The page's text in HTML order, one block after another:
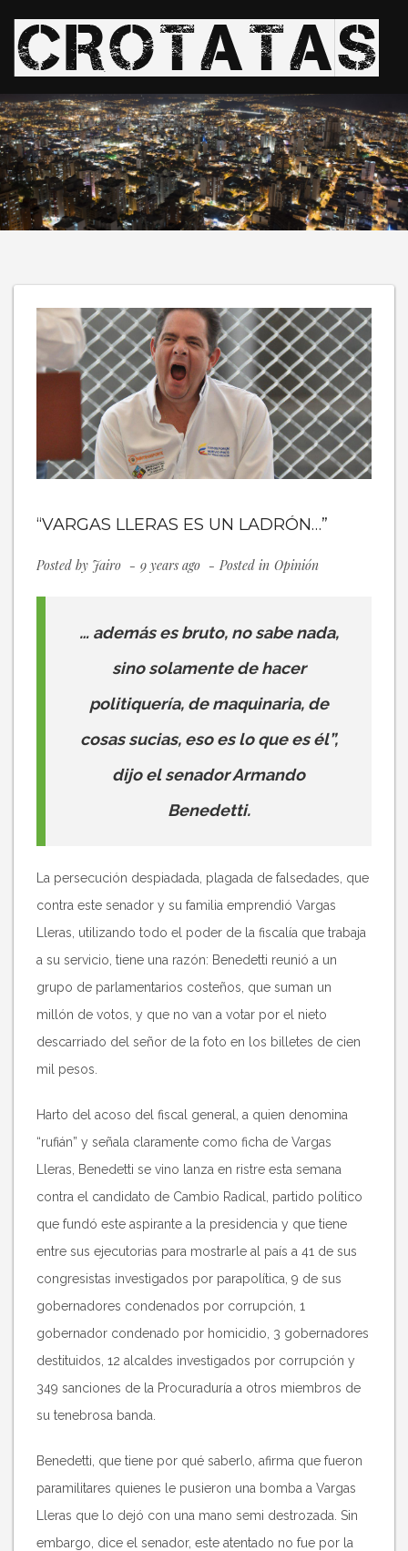
“VARGAS LLERAS ES UN LADRÓN…”
Posted by Jairo 9 years ago Posted in Opinión
… además es bruto, no sabe nada,
sino solamente de hacer
politiquería, de maquinaria, de
cosas sucias, eso es lo que es él”,
dijo el senador Armando
Benedetti.
La persecución despiadada, plagada de falsedades, que
contra este senador y su familia emprendió Vargas
Lleras, utilizando todo el poder de la fiscalía que trabaja
a su servicio, tiene una razón: Benedetti reunió a un
grupo de parlamentarios costeños, que suman un
millón de votos, y que no van a votar por el nieto
descarriado del señor de la foto en los billetes de cien
mil pesos.
Harto del acoso del fiscal general, a quien denomina
“rufián” y señala claramente como ficha de Vargas
Lleras, Benedetti se vino lanza en ristre esta semana
contra el candidato de Cambio Radical, partido político
que fundó este aspirante a la presidencia y que tiene
entre sus ejecutorias para mostrarle al país a 41 de sus
congresistas investigados por parapolítica, 9 de sus
gobernadores condenados por corrupción, 1
gobernador condenado por homicidio, 3 gobernadores
destituidos, 12 alcaldes investigados por corrupción y
349 sanciones de la Procuraduría a otros miembros de
su tenebrosa banda.
Benedetti, que tiene por qué saberlo, afirma que fueron
paramilitares quienes le pusieron una bomba a Vargas
Lleras que lo dejó con una mano semi destrozada. Sin
embargo, dice el senador, este atentado no fue por la